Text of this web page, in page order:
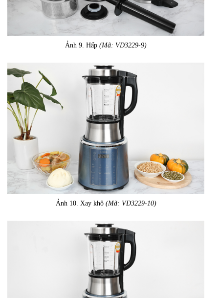
Ảnh 9. Hấp (Mã: VD3229-9)
Ảnh 10. Xay khô (Mã: VD3229-10)